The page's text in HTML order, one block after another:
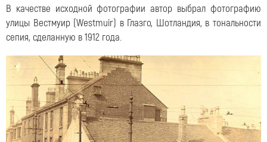
В качестве исходной фотографии автор выбрал фотографию
улицы Вестмуир (Westmuir) в Глазго, Шотландия, в тональности
сепия, сделанную в 1912 года.